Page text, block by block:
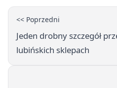
<< Poprzedni
Jeden drobny szczegół
lubińskich sklepach